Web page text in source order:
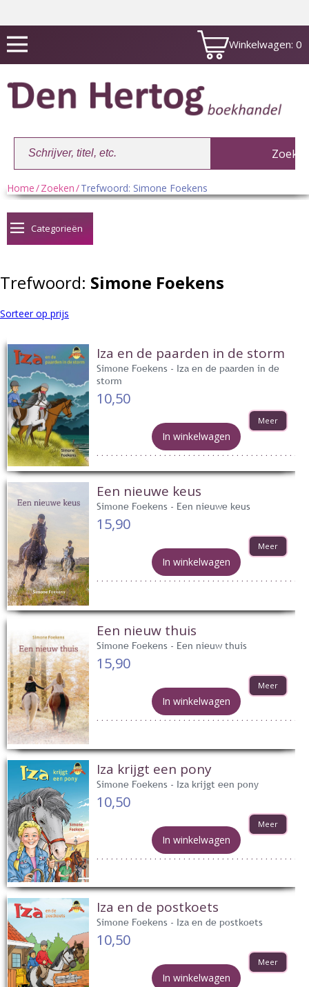
Winkelwagen: 0
Winkelwagen:0
Home/Zoeken/Trefwoord: Simone Foekens
Categorieën
Trefwoord: Simone Foekens
Sorteer op prijs
Iza en de paarden in de storm
Simone Foekens - Iza en de paarden in de
storm
10,50
Meer
In winkelwagen
Een nieuwe keus
Simone Foekens - Een nieuwe keus
15,90
Meer
In winkelwagen
Een nieuw thuis
Simone Foekens - Een nieuw thuis
15,90
Meer
In winkelwagen
Iza krijgt een pony
Simone Foekens - Iza krijgt een pony
10,50
Meer
In winkelwagen
Iza en de postkoets
Simone Foekens - Iza en de postkoets
10,50
Meer
In winkelwagen